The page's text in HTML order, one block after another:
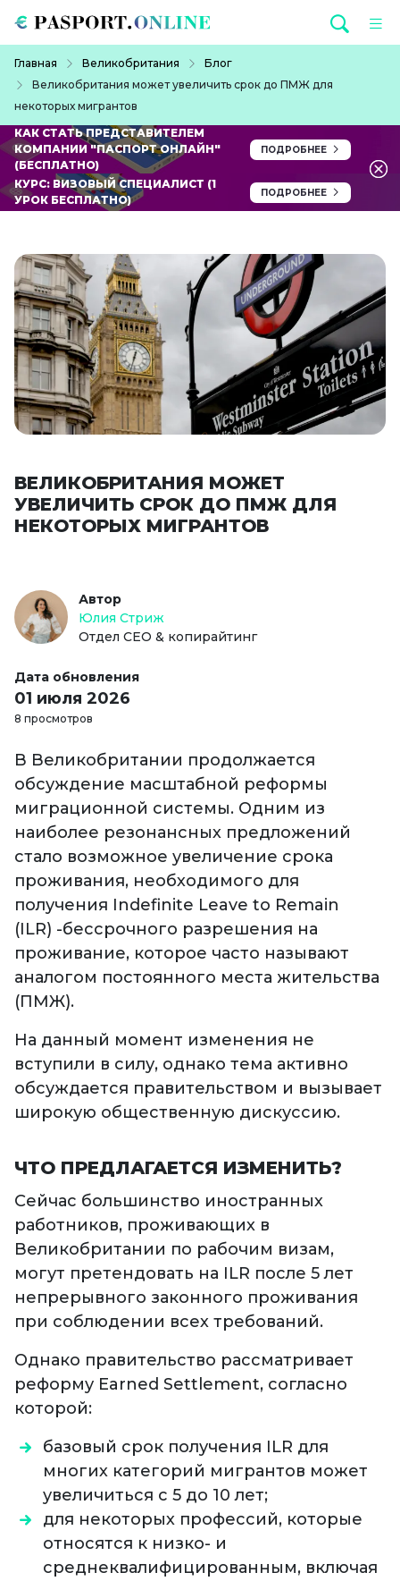
Главная Великобритания
Блог
Великобритания может увеличить срок до ПМЖ для
некоторых мигрантов
КАК СТАТЬ ПРЕДСТАВИТЕЛЕМ
КОМПАНИИ "ПАСПОРТ ОНЛАЙН"
(БЕСПЛАТНО)
ПОДРОБНЕЕ
КУРС: ВИЗОВЫЙ СПЕЦИАЛИСТ (1
УРОК БЕСПЛАТНО)
ПОДРОБНЕЕ
ВЕЛИКОБРИТАНИЯ МОЖЕТ
УВЕЛИЧИТЬ СРОК ДО ПМЖ ДЛЯ
НЕКОТОРЫХ МИГРАНТОВ
Автор
Юлия Стриж
Отдел СЕО & копирайтинг
Дата обновления
01 июля 2026
8 просмотров
В Великобритании продолжается
обсуждение масштабной реформы
миграционной системы. Одним из
наиболее резонансных предложений
стало возможное увеличение срока
проживания, необходимого для
получения Indefinite Leave to Remain
(ILR) -бессрочного разрешения на
проживание, которое часто называют
аналогом постоянного места жительства
(ПМЖ).
На данный момент изменения не
вступили в силу, однако тема активно
обсуждается правительством и вызывает
широкую общественную дискуссию.
ЧТО ПРЕДЛАГАЕТСЯ ИЗМЕНИТЬ?
Сейчас большинство иностранных
работников, проживающих в
Великобритании по рабочим визам,
могут претендовать на ILR после 5 лет
непрерывного законного проживания
при соблюдении всех требований.
Однако правительство рассматривает
реформу Earned Settlement, согласно
которой:
базовый срок получения ILR для
многих категорий мигрантов может
увеличиться с 5 до 10 лет;
для некоторых профессий, которые
относятся к низко- и
среднеквалифицированным, включая